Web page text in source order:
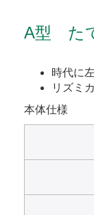
A型 た
時代に
リズミ
本体仕様